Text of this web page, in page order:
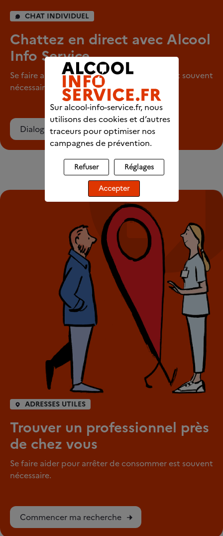
CHAT INDIVIDUEL
Chattez en direct avec Alcool
Info Service
Se faire aider pour arrêter de consommer est souvent
nécessaire.
Dialoguer avec un écoutant
ADRESSES UTILES
Trouver un professionnel près
de chez vous
Se faire aider pour arrêter de consommer est souvent
nécessaire.
Commencer ma recherche
Sur alcool-info-service.fr, nous
utilisons des cookies et d’autres
traceurs pour optimiser nos
campagnes de prévention.
Refuser Réglages
Accepter